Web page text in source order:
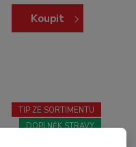
Koupit
TIP ZE SORTIMENTU
DOPLNĚK STRAVY